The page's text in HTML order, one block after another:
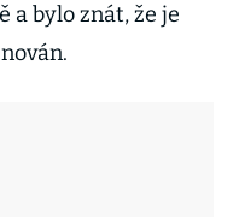
a bylo znát, že je